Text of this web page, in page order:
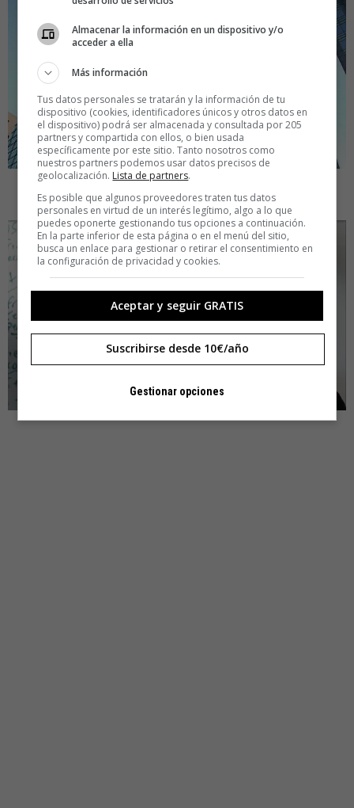
5.Facebook y los fantasmas
Almacenar la información en un dispositivo y/o
acceder a ella
Más información
Tus datos personales se tratarán y la información de tu
dispositivo (cookies, identificadores únicos y otros datos en
el dispositivo) podrá ser almacenada y consultada por 205
partners y compartida con ellos, o bien usada
específicamente por este sitio. Tanto nosotros como
nuestros partners podemos usar datos precisos de
geolocalización. Lista de partners.
Es posible que algunos proveedores traten tus datos
personales en virtud de un interés legítimo, algo a lo que
puedes oponerte gestionando tus opciones a continuación.
En la parte inferior de esta página o en el menú del sitio,
busca un enlace para gestionar o retirar el consentimiento en
la configuración de privacidad y cookies.
Aceptar y seguir GRATIS
Suscribirse desde 10€/año
Gestionar opciones